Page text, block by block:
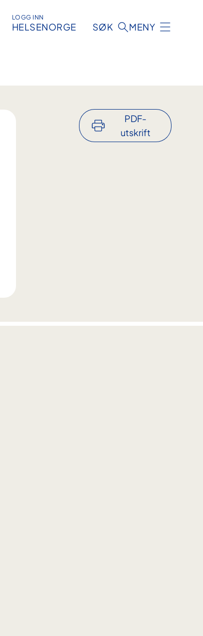
LOGG INN
HELSENORGE SØK MENY
PDF-
utskrift